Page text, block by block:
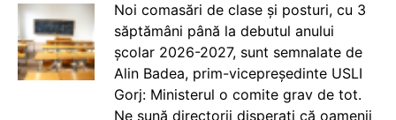
Noi comasări de clase și posturi, cu 3
săptămâni până la debutul anului
școlar 2026-2027, sunt semnalate de
Alin Badea, prim-vicepreședinte USLI
Gorj: Ministerul o comite grav de tot.
Ne sună directorii disperați că oamenii